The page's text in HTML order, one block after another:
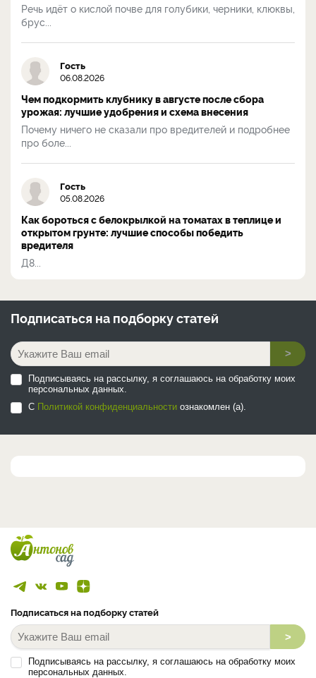
Речь идёт о кислой почве для голубики, черники, клюквы,
брус...
Гость
06.08.2026
Чем подкормить клубнику в августе после сбора
урожая: лучшие удобрения и схема внесения
Почему ничего не сказали про вредителей и подробнее
про боле...
Гость
05.08.2026
Как бороться с белокрылкой на томатах в теплице и
открытом грунте: лучшие способы победить
вредителя
Д8...
Подписаться на подборку статей
>
Подписываясь на рассылку, я соглашаюсь на обработку моих
персональных данных.
С Политикой конфиденциальности ознакомлен (а).
Подписаться на подборку статей
>
Подписываясь на рассылку, я соглашаюсь на обработку моих
персональных данных.